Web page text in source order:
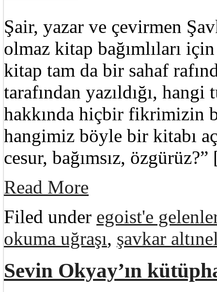
Şair, yazar ve çevirmen
olmaz kitap bağımlıları
kitap tam da bir sahaf
tarafından yazıldığı,
hakkında hiçbir fikrimizin
hangimiz böyle bir kitabı
cesur, bağımsız,
Read More
Filed under egoist'e
okuma uğraşı, şavkar
Sevin Okyay’ın